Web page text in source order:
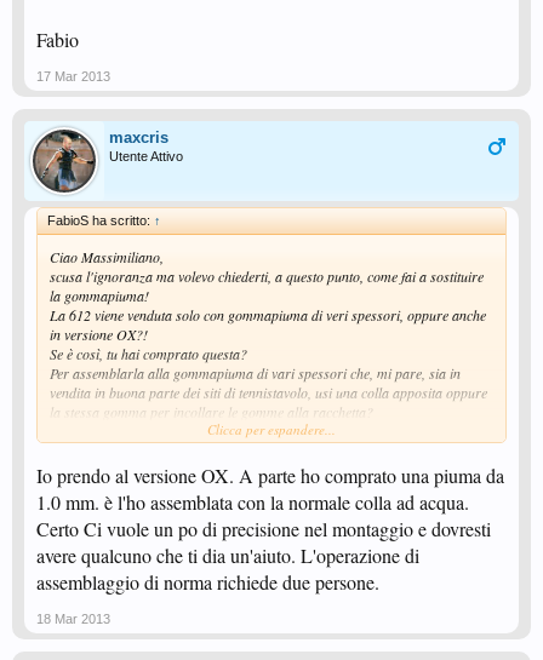
Fabio
17 Mar 2013
maxcris
Utente Attivo
FabioS ha scritto: ↑
Ciao Massimiliano,
scusa l'ignoranza ma volevo chiederti, a questo punto, come fai a sostituire
la gommapiuma!
La 612 viene venduta solo con gommapiuma di veri spessori, oppure anche
in versione OX?!
Se è così, tu hai comprato questa?
Per assemblarla alla gommapiuma di vari spessori che, mi pare, sia in
vendita in buona parte dei siti di tennistavolo, usi una colla apposita oppure
la stessa gomma per incollare le gomme alla racchetta?
Ripeto, scusate l'ignoranza ma questo ulteriore livello di assemblaggio mi
Grazie!
Fabio
Clicca per espandere...
Io prendo al versione OX. A parte ho comprato una piuma da
1.0 mm. è l'ho assemblata con la normale colla ad acqua.
Certo Ci vuole un po di precisione nel montaggio e dovresti
avere qualcuno che ti dia un'aiuto. L'operazione di
assemblaggio di norma richiede due persone.
18 Mar 2013